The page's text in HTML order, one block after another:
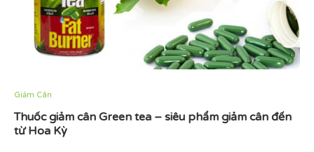
Giảm Cân
Thuốc giảm cân Green tea – siêu phẩm giảm cân đến
từ Hoa Kỳ